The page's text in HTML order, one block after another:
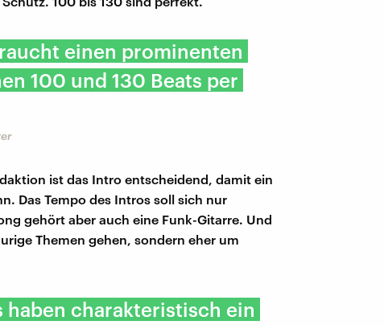
einen prominenten
100 und 130 Beats per
ist das Intro entscheidend, damit ein
Das Tempo des Intros soll sich nur
gehört aber auch eine Funk-Gitarre. Und
Themen gehen, sondern eher um
haben charakteristisch ein